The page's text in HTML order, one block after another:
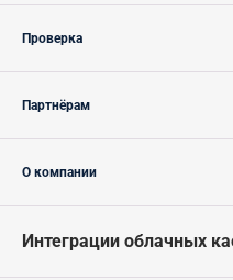
Проверка
Партнёрам
О компании
Интеграции облачных